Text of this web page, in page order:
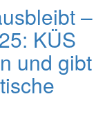
–
KÜS
und gibt